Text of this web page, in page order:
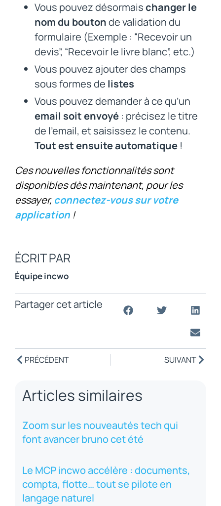
Articles similaires
Zoom sur les nouveautés tech qui
font avancer bruno cet été
Le MCP incwo accélère : documents,
compta, flotte… tout se pilote en
langage naturel
Vous pouvez désormaischanger le
nom du boutonde validation du
formulaire (Exemple : “Recevoir un
devis”, “Recevoir le livre blanc”, etc.)
Vous pouvez ajouter des champs
sous formes de listes
Vous pouvez demander à ce qu’un
email soit envoyé : précisez le titre
de l’email, et saisissez le contenu.
Tout est ensuite automatique !
Ces nouvelles fonctionnalités sont
disponibles dès maintenant, pour les
essayer, connectez-vous sur votre
application !
ÉCRIT PAR
Équipe incwo
Partager cet article
PRÉCÉDENT SUIVANT